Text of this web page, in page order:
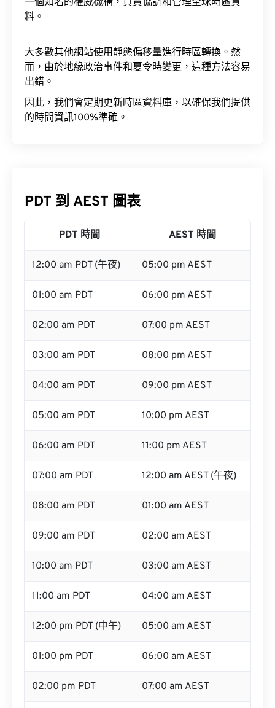
一個知名的權威機構，負責協調和管理全球時區資
料。
大多數其他網站使用靜態偏移量進行時區轉換。然
而，由於地緣政治事件和夏令時變更，這種方法容易
出錯。
因此，我們會定期更新時區資料庫，以確保我們提供
的時間資訊100%準確。
PDT 到 AEST 圖表
PDT 時間 AEST 時間
12:00 am PDT (午夜) 05:00 pm AEST
01:00 am PDT 06:00 pm AEST
02:00 am PDT 07:00 pm AEST
03:00 am PDT 08:00 pm AEST
04:00 am PDT 09:00 pm AEST
05:00 am PDT 10:00 pm AEST
06:00 am PDT 11:00 pm AEST
07:00 am PDT 12:00 am AEST (午夜)
08:00 am PDT 01:00 am AEST
09:00 am PDT 02:00 am AEST
10:00 am PDT 03:00 am AEST
11:00 am PDT 04:00 am AEST
12:00 pm PDT (中午) 05:00 am AEST
01:00 pm PDT 06:00 am AEST
02:00 pm PDT 07:00 am AEST